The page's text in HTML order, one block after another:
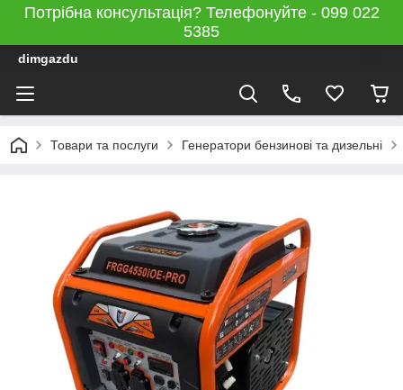
Потрібна консультація? Телефонуйте - 099 022
5385
dimgazdu
Товари та послуги Генератори бензинові та дизельні